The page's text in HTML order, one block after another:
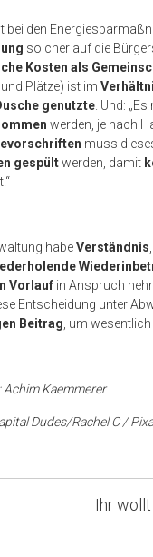
bei den
solcher auf die
Kosten als
Plätze) ist im
genutzte . Und:
werden, je nach
muss
gespültwerden, damit
habeVerständnis
Vorlauf in Anspruch
Entscheidung unter
Beitrag , um wesentlich
Achim Kaemmerer
Dudes/Rachel C /
Ihr